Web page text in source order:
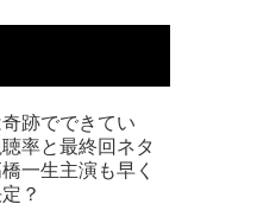
奇跡でできてい
率と最終回ネタ
一生主演も早く
？